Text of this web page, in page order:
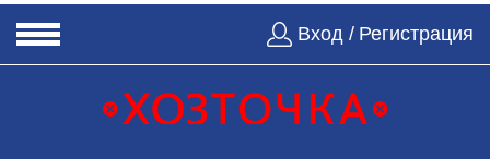
Вход / Регистрация